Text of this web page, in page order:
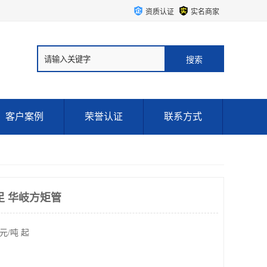
资质认证 实名商家
客户案例 荣誉认证 联系方式
华岐方矩管
元/吨 起